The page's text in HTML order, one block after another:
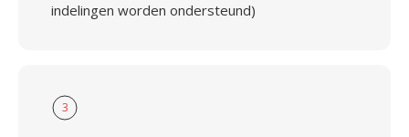
indelingen worden ondersteund)
3